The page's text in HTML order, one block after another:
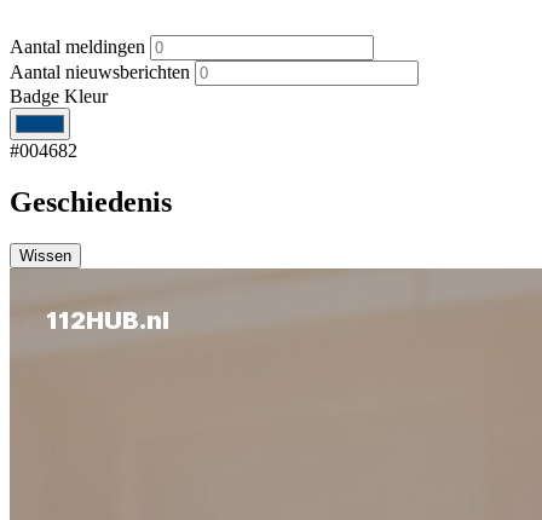
Aantal meldingen
Aantal nieuwsberichten
Badge Kleur
#004682
Geschiedenis
Wissen